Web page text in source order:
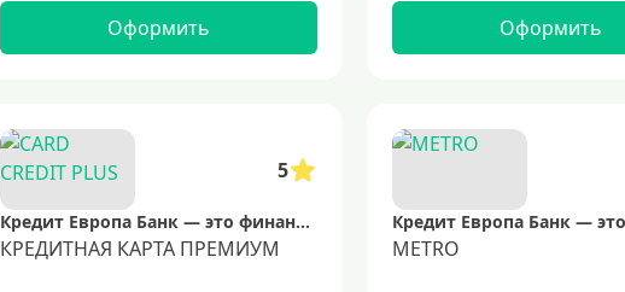
Оформить Оформить
5
Кредит Европа Банк — это финансовая организация, предлагающая широкий спектр услуг, включая потребительские кредиты, ипотеку и кредитные карты. Банк известен своей доступностью и удобством обслуживания клиентов.
КРЕДИТНАЯ КАРТА ПРЕМИУМ METRO